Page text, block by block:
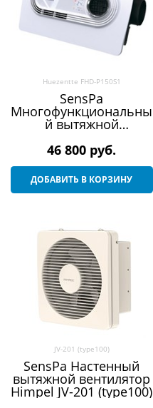
Huezentte FHD-P150S1
SensPa
Многофункциональны
й вытяжной
Huezentte FHD-P150S1
46 800 руб.
ДОБАВИТЬ В КОРЗИНУ
JV-201 (type100)
SensPa Настенный
вытяжной вентилятор
Himpel JV-201 (type100)